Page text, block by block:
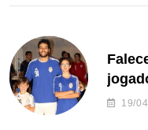
de19/